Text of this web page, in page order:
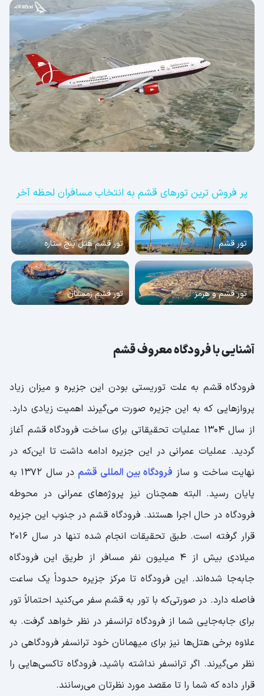
پر فروش ترین تورهای قشم به انتخاب مسافران لحظه آخر
تور قشم تور قشم هتل پنج ستاره
تور قشم و هرمز تور قشم زمستان
آشنایی با فرودگاه‌ معروف قشم
فرودگاه قشم به علت توریستی بودن این جزیره و میزان زیاد
پروازهایی که به این جزیره صورت می‌گیرند اهمیت زیادی دارد.
از سال 1304 عملیات تحقیقاتی برای ساخت فرودگاه قشم آغاز
گردید. عملیات‌ عمرانی در این جزیره ادامه داشت تا این‌که در
نهایت ساخت و ساز فرودگاه بین المللی قشم
در سال 1372 به
پایان رسید. البته همچنان نیز پروژه‌های عمرانی در محوطه
فرودگاه در حال اجرا هستند. فرودگاه قشم در جنوب این جزیره
قرار گرفته است. طبق تحقیقات انجام شده تنها در سال 2016
میلادی بیش از 4 میلیون نفر مسافر از طریق این فرودگاه
جابه‌جا شده‌اند. این فرودگاه تا مرکز جزیره حدوداً یک ساعت
فاصله دارد. در صورتی‌که با تور به قشم سفر می‌کنید احتمالاً تور
برای جابه‌جایی شما از فرودگاه ترانسفر در نظر خواهد گرفت. به
علاوه برخی هتل‌ها نیز برای میهمانان خود ترانسفر فرودگاهی در
نظر می‌گیرند. اگر ترانسفر نداشته باشید، فرودگاه تاکسی‌هایی را
قرار داده که شما را تا مقصد مورد نظرتان می‌رسانند.